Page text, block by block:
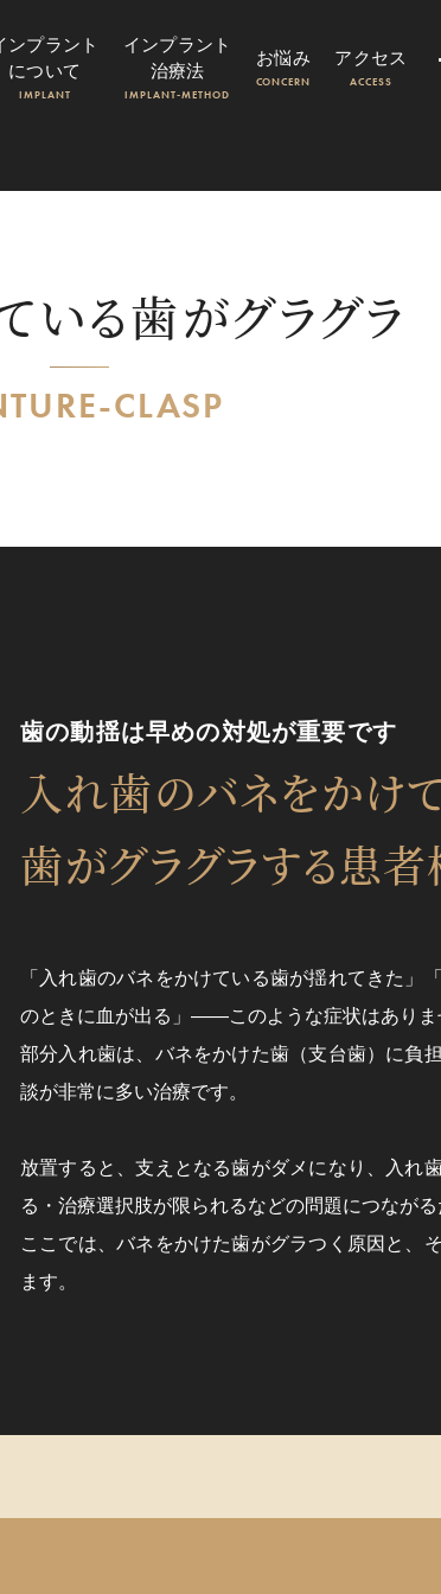
ンプラント
について
IMPLANT
インプラント
治療法
IMPLANT-METHOD
お悩み
CONCERN
アクセス
ACCESS
いる歯がグラグラ
CLASP
入れ歯のバネをかけ
歯がグラグラする患
歯の動揺は早めの対処が重要です
「入れ歯のバネをかけている歯が揺れてきた」
のときに血が出る」――このような症状はありま
部分入れ歯は、バネをかけた歯（支台歯）に負
談が非常に多い治療です。
放置すると、支えとなる歯がダメになり、入れ
る・治療選択肢が限られるなどの問題につなが
ここでは、バネをかけた歯がグラつく原因と、
ます。